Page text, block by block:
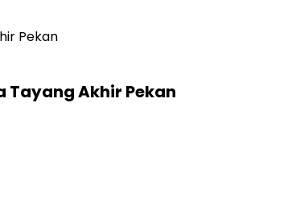
Pekan
Tayang Akhir Pekan